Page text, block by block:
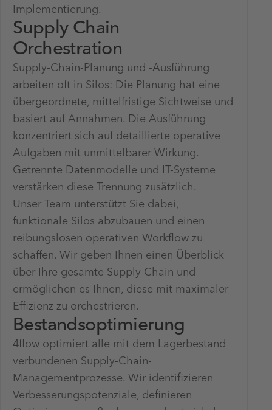
Implementierung.
Supply Chain
Orchestration
Supply-Chain-Planung und -Ausführung
arbeiten oft in Silos: Die Planung hat eine
übergeordnete, mittelfristige Sichtweise und
basiert auf Annahmen. Die Ausführung
konzentriert sich auf detaillierte operative
Aufgaben mit unmittelbarer Wirkung.
Getrennte Datenmodelle und IT-Systeme
verstärken diese Trennung zusätzlich.
Unser Team unterstützt Sie dabei,
funktionale Silos abzubauen und einen
reibungslosen operativen Workflow zu
schaffen. Wir geben Ihnen einen Überblick
über Ihre gesamte Supply Chain und
ermöglichen es Ihnen, diese mit maximaler
Effizienz zu orchestrieren.
Bestandsoptimierung
4flow optimiert alle mit dem Lagerbestand
verbundenen Supply-Chain-
Managementprozesse. Wir identifizieren
Verbesserungspotenziale, definieren